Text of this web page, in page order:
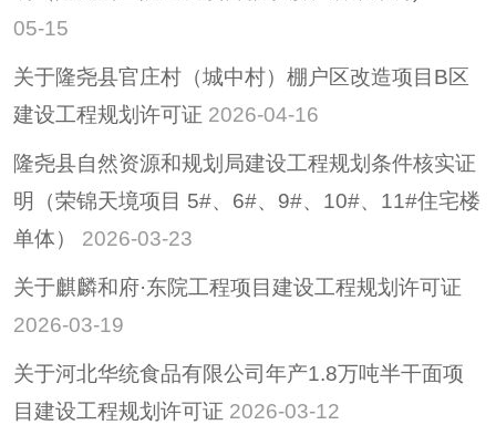
05-15
关于隆尧县官庄村（城中村）棚户区改造项目B区
建设工程规划许可证 2026-04-16
隆尧县自然资源和规划局建设工程规划条件核实证
明（荣锦天境项目 5#、6#、9#、10#、11#住宅楼
单体）
2026-03-23
关于麒麟和府·东院工程项目建设工程规划许可证
2026-03-19
关于河北华统食品有限公司年产1.8万吨半干面项
目建设工程规划许可证 2026-03-12